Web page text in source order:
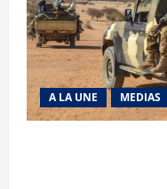
A LA UNE MEDIAS